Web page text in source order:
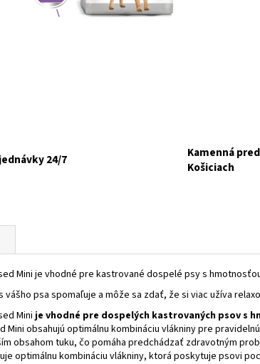
24/7
Kamenná
Košiciach
Mini je vhodné pre kastrované dospelé psy s
psa spomaľuje a môže sa zdať, že si viac užíva
Mini je vhodné pre dospelých kastrovaných psov s
Mini obsahujú optimálnu kombináciu vlákniny pre
obsahom tuku, čo pomáha predchádzať zdravotným
optimálnu kombináciu vlákniny, ktorá poskytuje psovi